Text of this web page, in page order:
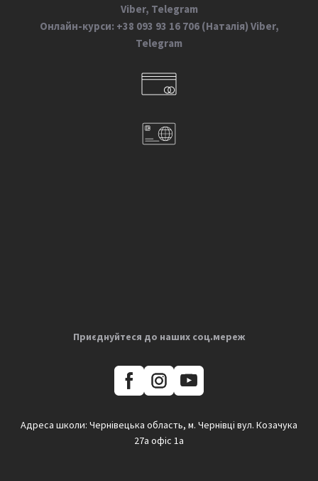
Viber, Telegram
Онлайн-курси: +38 093 93 16 706 (Наталія) Viber,
Telegram
Приєднуйтеся до наших соц.мереж
Адреса школи: Чернівецька область, м. Чернівці вул. Козачука
27а офіс 1а